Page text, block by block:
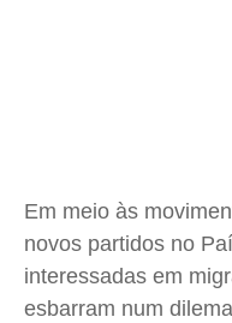
Caetano Roque
Gustavo Bastos
Jr Mignone (in
Caetano Roque
Gustavo Bastos
Jr Mignone (in
Caetano Roque
Gustavo Bastos
Jr Mignone (in
Caetano Roque
Gustavo Bastos
Jr Mignone (in
Em meio às
novos partidos no
interessadas em
esbarram num